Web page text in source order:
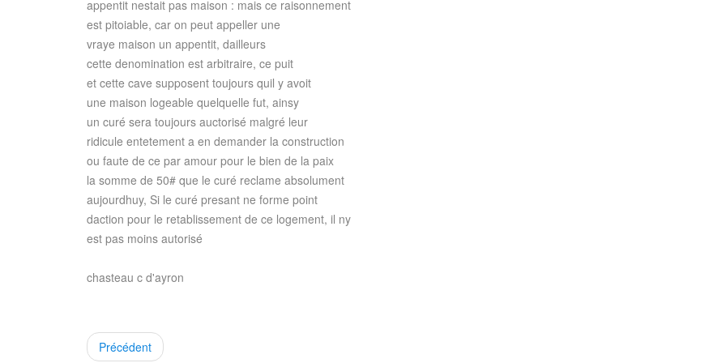
appentit nestait pas maison : mais ce raisonnement
est pitoiable, car on peut appeller une
vraye maison un appentit, dailleurs
cette denomination est arbitraire, ce puit
et cette cave supposent toujours quil y avoit
une maison logeable quelquelle fut, ainsy
un curé sera toujours auctorisé malgré leur
ridicule entetement a en demander la construction
ou faute de ce par amour pour le bien de la paix
la somme de 50# que le curé reclame absolument
aujourdhuy, Si le curé presant ne forme point
daction pour le retablissement de ce logement, il ny
est pas moins autorisé
chasteau c d'ayron
Précédent